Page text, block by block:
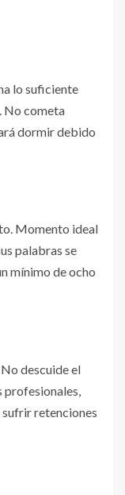
lo suficiente
No cometa
dormir debido
Momento ideal
palabras se
mínimo de ocho
descuide el
profesionales,
sufrir retenciones